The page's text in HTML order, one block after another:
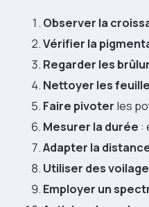
Observer la
Vérifier la
Regarder les
Nettoyer les
Faire pivoter les
Mesurer la durée :
Adapter la
Utiliser des
Employer un